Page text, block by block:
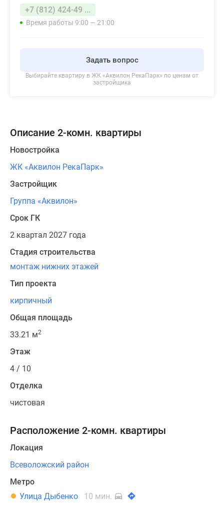
+7 (812) 424-49 ...
Время работы 9:00 — 21:00
Задать вопрос
Выбирайте квартиру в ЖК «Аквилон РекаПарк» по ценам от
застройщика
Описание 2-комн. квартиры
Новостройка
ЖК «Аквилон РекаПарк»
Застройщик
Группа «Аквилон»
Срок ГК
2 квартал 2027 года
Стадия строительства
монтаж нижних этажей
Тип проекта
кирпичный
Общая площадь
33.21 м2
Этаж
4 / 10
Отделка
чистовая
Расположение 2-комн. квартиры
Локация
Всеволожский район
Метро
Улица Дыбенко
10 мин.